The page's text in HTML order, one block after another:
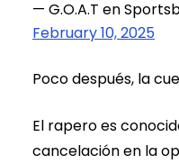
— G.O.A.T en
February 10, 2025
Poco después, la
El rapero es
cancelación en la